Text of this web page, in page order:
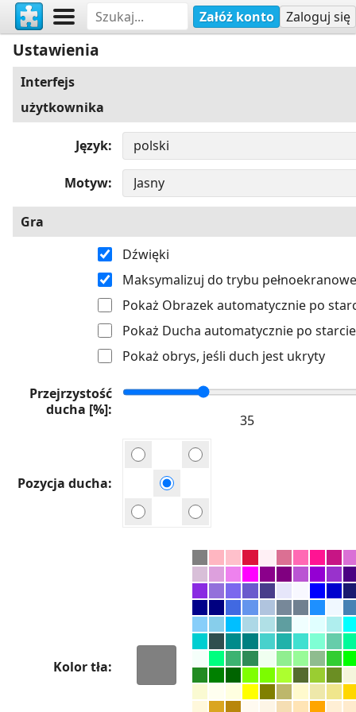
Załóż konto Zaloguj się
Ustawienia
Interfejs
użytkownika
Język
Motyw
Gra
Dźwięki
Maksymalizuj do trybu
Pokaż Obrazek automatycznie po
Pokaż Ducha automatycznie po starcie
Pokaż obrys, jeśli duch jest ukryty
Przejrzystość
ducha [%]
Pozycja ducha
Kolor tła